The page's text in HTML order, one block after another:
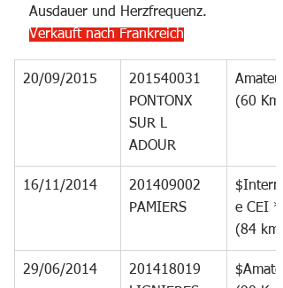
Ausdauer und Herzfrequenz.
Verkauft nach Frankreich
20/09/2015
201540031
PONTONX
SUR L
ADOUR
(60 Km)
16/11/2014
201409002
PAMIERS
e CEI *
(84 km)
29/06/2014
201418019